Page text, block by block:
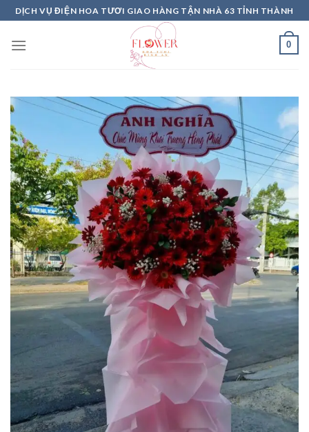
Skip
to
content
DỊCH VỤ ĐIỆN HOA TƯƠI GIAO HÀNG TẬN NHÀ 63 TỈNH THÀNH
0